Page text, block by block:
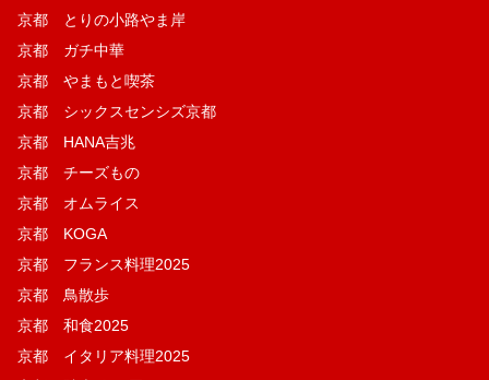
京都 とりの小路やま岸
京都 ガチ中華
京都 やまもと喫茶
京都 シックスセンシズ京都
京都 HANA吉兆
京都 チーズもの
京都 オムライス
京都 KOGA
京都 フランス料理2025
京都 鳥散歩
京都 和食2025
京都 イタリア料理2025